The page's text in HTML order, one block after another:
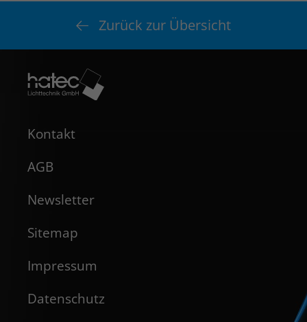
Zurück zur Übersicht
Kontakt
AGB
Newsletter
Sitemap
Impressum
Datenschutz